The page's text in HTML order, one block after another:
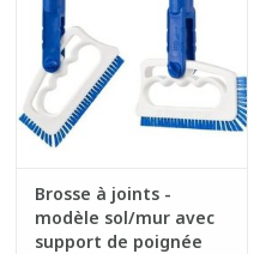
frotter avec une brosse.
ensuite abondamment
Brosse à joints -
modèle sol/mur avec
support de poignée